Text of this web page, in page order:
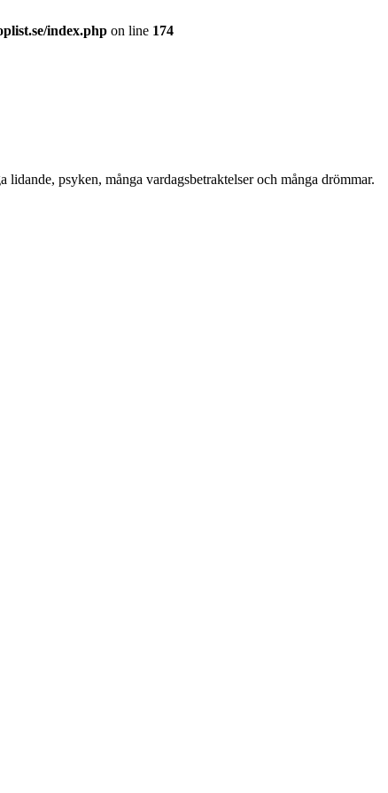
index.php on line 174
psyken, många vardagsbetraktelser och många drömmar.